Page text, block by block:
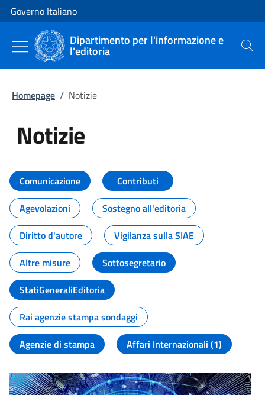
Vai al contenuto
Vai alla navigazione del sito
Governo Italiano
Dipartimento per l'informazione e
l'editoria Cerca
Homepage / Notizie
Notizie
Tutti i contenuti della pagina
Comunicazione
Contributi
Agevolazioni
Sostegno all'editoria
Diritto d'autore
Vigilanza sulla SIAE
Altre misure
Sottosegretario
StatiGeneraliEditoria
Rai agenzie stampa sondaggi
Agenzie di stampa
Affari Internazionali (1)